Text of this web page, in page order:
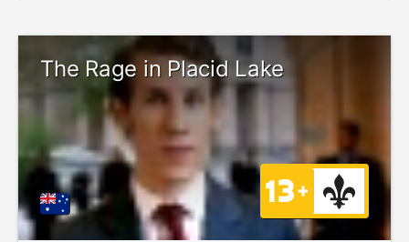
The Rage in Placid Lake